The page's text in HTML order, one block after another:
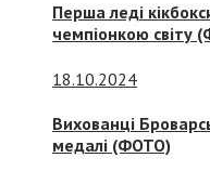
Перша леді
чемпіонкою світу
18.10.2024
Вихованці
медалі (ФОТО)